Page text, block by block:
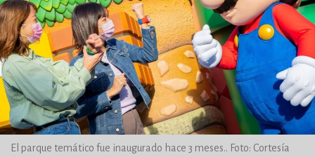
El parque temático fue inaugurado hace 3 meses.. Foto: Cortesía